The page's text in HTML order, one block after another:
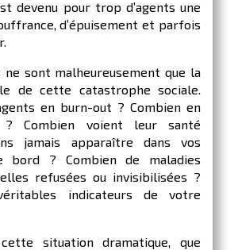
devenu pour trop d’agents une
d’épuisement et parfois
ne sont malheureusement que la
de cette catastrophe sociale.
en burn-out ? Combien en
? Combien voient leur santé
jamais apparaître dans vos
bord ? Combien de maladies
refusées ou invisibilisées ?
indicateurs de votre
situation dramatique, que